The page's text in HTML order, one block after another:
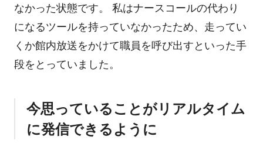
なかった状態です。 私はナースコールの代わり
になるツールを持っていなかったため、走ってい
くか館内放送をかけて職員を呼び出すといった手
段をとっていました。
今思っていることがリアルタイム
に発信できるように